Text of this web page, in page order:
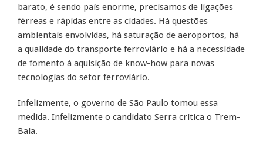
barato, é sendo país enorme, precisamos de ligações
férreas e rápidas entre as cidades. Há questões
ambientais envolvidas, há saturação de aeroportos, há
a qualidade do transporte ferroviário e há a necessidade
de fomento à aquisição de know-how para novas
tecnologias do setor ferroviário.
Infelizmente, o governo de São Paulo tomou essa
medida. Infelizmente o candidato Serra critica o Trem-
Bala.